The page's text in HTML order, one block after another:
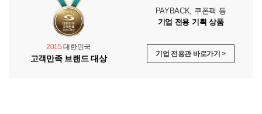
2015 대한민국
고객만족 브랜드 대상
PAYBACK, 쿠폰팩 등
기업 전용 기획 상품
기업 전용관 바로가기 >